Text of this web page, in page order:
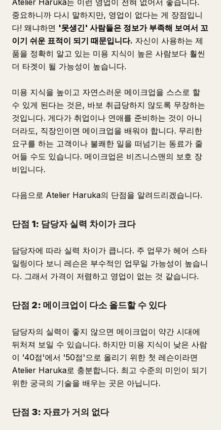
Atelier Haruka는 이런 영업이 전혀 없어서 좋습니다.
중요하니까 다시 말하지만, 영업이 없다는 게 장점입니
다! 왜냐하면 '못생긴' 사람들은 정보가 부족해 보여서 꼬
이기 쉬운 표적이 되기 때문입니다. 자신이 사용하는 제
품을 정확히 알고 있는 미용 지식이 높은 사람보다 훨씬
더 타겟이 될 가능성이 높습니다.
미용 지식을 높이고 자연스러운 메이크업을 스스로 할
수 있게 된다는 것은, 바보 취급당하지 않도록 무장하는
것입니다. 게다가 취업이나 연애를 준비하는 것이 아니
더라도, 직장인이면 메이크업을 배워야 합니다. 무리한
요구를 하는 고객이나 불쾌한 일을 떠넘기는 동료가 줄
어들 수도 있습니다. 메이크업은 비즈니스맨의 보호 장
비입니다.
다음으로 Atelier Haruka의 단점을 알려드리겠습니다.
단점 1: 담당자 실력 차이가 크다
담당자에 따라 실력 차이가 큽니다. 주 업무가 헤어 스타
일링이다 보니 레슨은 부수적인 업무일 가능성이 높습니
다. 그래서 가격이 저렴하고 영업이 없는 것 같습니다.
단점 2: 메이크업이 다소 올드할 수 있다
담당자의 실력이 좋지 않으면 메이크업이 약간 시대에
뒤처져 보일 수 있습니다. 하지만 미용 지식이 낮은 사람
이 '40점'에서 '50점'으로 올리기 위한 첫 레슨이라면
Atelier Haruka로 충분합니다. 최고 수준의 미인이 되기
위한 궁극의 기술을 배우는 곳은 아닙니다.
단점 3: 자료가 거의 없다